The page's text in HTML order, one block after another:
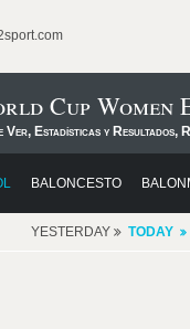
Cup Women
Estadísticas y Resultados,
BALONCESTO
YESTERDAY TODAY